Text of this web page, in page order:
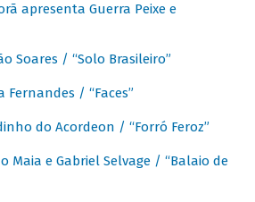
apresenta Guerra Peixe e
Soares / “Solo Brasileiro”
Fernandes / “Faces”
do Acordeon / “Forró Feroz”
Maia e Gabriel Selvage / “Balaio de